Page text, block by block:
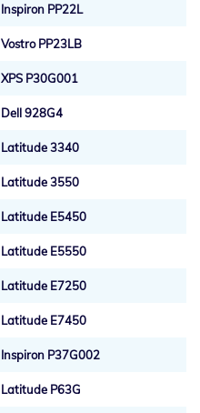
Inspiron PP22L
Vostro PP23LB
XPS P30G001
Dell 928G4
Latitude 3340
Latitude 3550
Latitude E5450
Latitude E5550
Latitude E7250
Latitude E7450
Inspiron P37G002
Latitude P63G